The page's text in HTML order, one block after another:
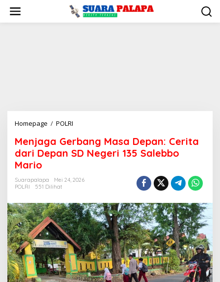
konten
Homepage / POLRI
Masa
Depan:
Depan
Negeri
135
Salebbo
Mario
Menjaga Gerbang Masa Depan: Cerita
dari Depan SD Negeri 135 Salebbo
Mario
Suarapalapa
Mei 24, 2026
POLRI
551 Dilihat